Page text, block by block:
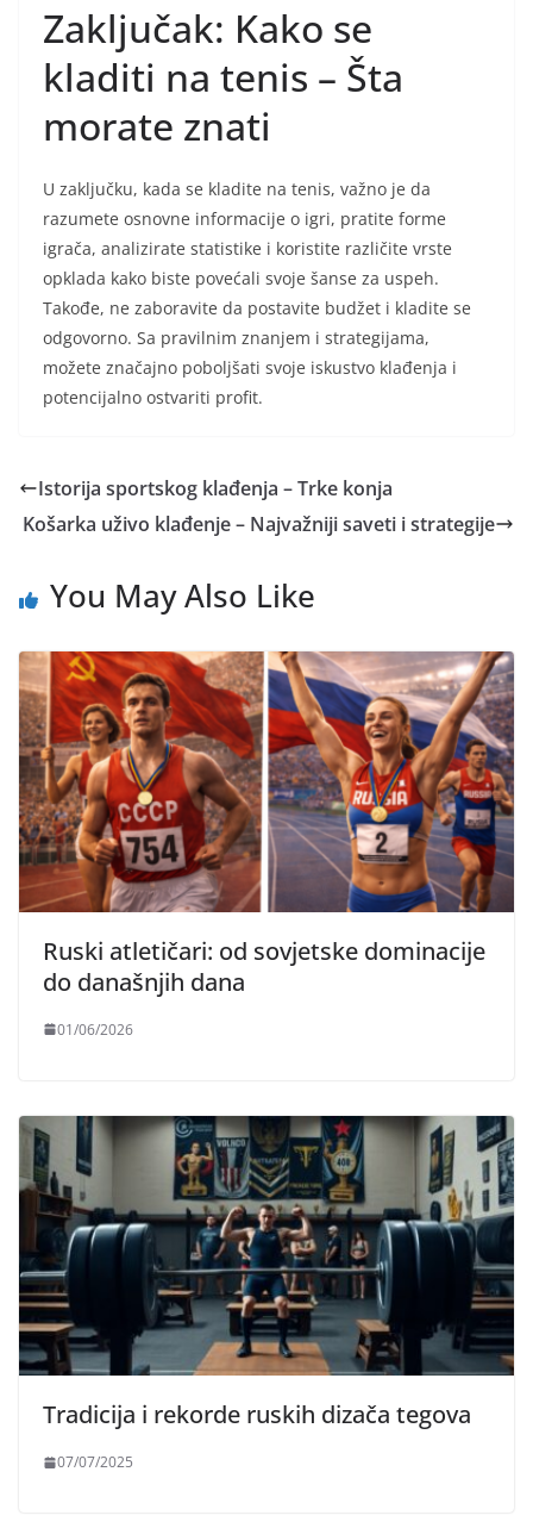
Zaključak: Kako se
kladiti na tenis – Šta
morate znati
U zaključku, kada se kladite na tenis, važno je da
razumete osnovne informacije o igri, pratite forme
igrača, analizirate statistike i koristite različite vrste
opklada kako biste povećali svoje šanse za uspeh.
Takođe, ne zaboravite da postavite budžet i kladite se
odgovorno. Sa pravilnim znanjem i strategijama,
možete značajno poboljšati svoje iskustvo klađenja i
potencijalno ostvariti profit.
Istorija sportskog klađenja – Trke konja
Košarka uživo klađenje – Najvažniji saveti i strategije
You May Also Like
Ruski atletičari: od sovjetske dominacije
do današnjih dana
01/06/2026
Tradicija i rekorde ruskih dizača tegova
07/07/2025